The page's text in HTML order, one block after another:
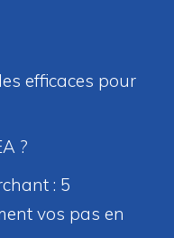
efficaces pour
?
: 5
vos pas en